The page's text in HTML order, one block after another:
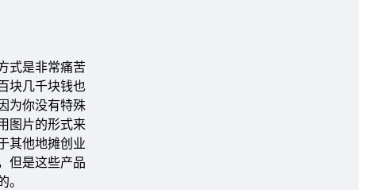
式是非常痛苦
块几千块钱也
为你没有特殊
图片的形式来
其他地摊创业
但是这些产品
。